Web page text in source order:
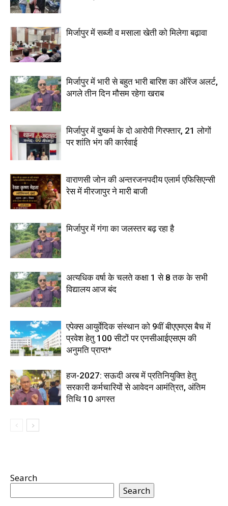
मिर्जापुर में सब्जी व मसाला खेती को मिलेगा बढ़ावा
मिर्जापुर में भारी से बहुत भारी बारिश का ऑरेंज अलर्ट,
अगले तीन दिन मौसम रहेगा खराब
मिर्जापुर में दुष्कर्म के दो आरोपी गिरफ्तार, 21 लोगों
पर शांति भंग की कार्रवाई
वाराणसी जोन की अन्तरजनपदीय एलार्म एफिसिएन्सी
रेस में मीरजापुर ने मारी बाजी
मिर्जापुर में गंगा का जलस्तर बढ़ रहा है
अत्यधिक वर्षा के चलते कक्षा 1 से 8 तक के सभी
विद्यालय आज बंद
एपेक्स आयुर्वेदिक संस्थान को 9वीं बीएएमएस बैच में
प्रवेश हेतु 100 सीटों पर एनसीआईएसएम की
अनुमति प्राप्त*
हज-2027: सऊदी अरब में प्रतिनियुक्ति हेतु
सरकारी कर्मचारियों से आवेदन आमंत्रित, अंतिम
तिथि 10 अगस्त
Search
Search